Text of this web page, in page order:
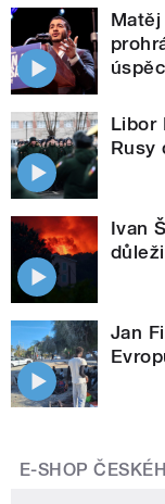
Libor
Rusy
Ivan
Jan
E-SHOP